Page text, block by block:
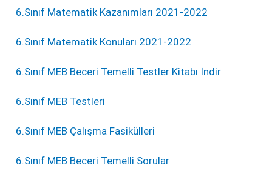
6.Sınıf Matematik Kazanımları 2021-2022
6.Sınıf Matematik Konuları 2021-2022
6.Sınıf MEB Beceri Temelli Testler Kitabı İndir
6.Sınıf MEB Testleri
6.Sınıf MEB Çalışma Fasikülleri
6.Sınıf MEB Beceri Temelli Sorular